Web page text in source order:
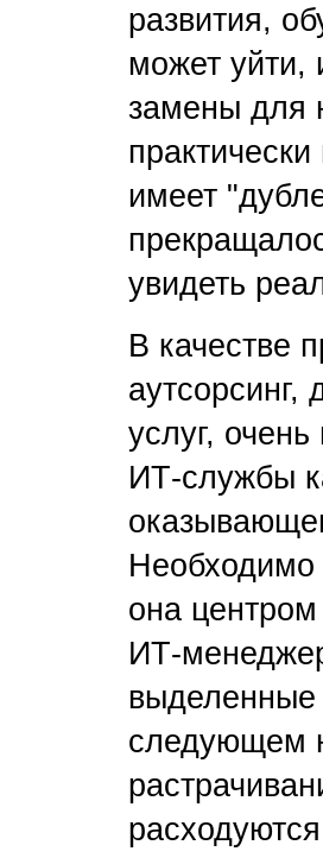
развития,
может уйти,
замены для
имеет
увидеть
В качестве
услуг,
ИТ-службы
Необходимо
она
ИТ-
выделенные
следующем